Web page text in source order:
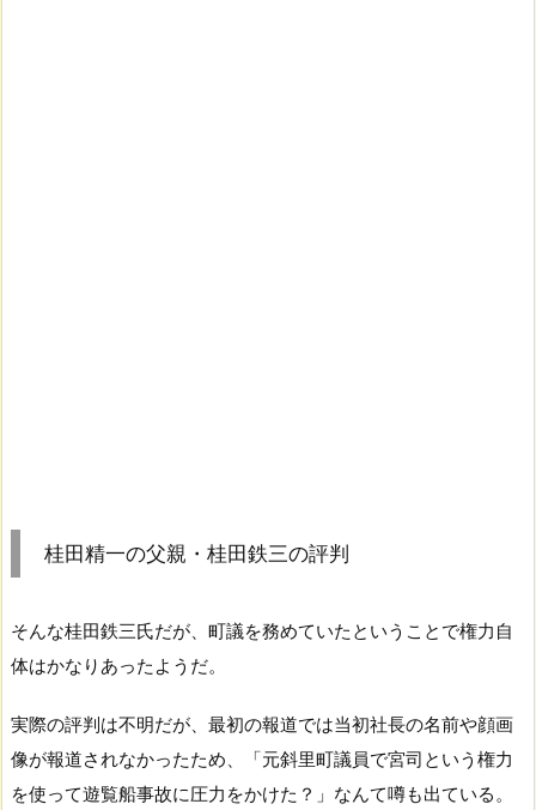
桂田精一の父親・桂田鉄三の評判
そんな桂田鉄三氏だが、町議を務めていたということで権力自
体はかなりあったようだ。
実際の評判は不明だが、最初の報道では当初社長の名前や顔画
像が報道されなかったため、「元斜里町議員で宮司という権力
を使って遊覧船事故に圧力をかけた？」なんて噂も出ている。